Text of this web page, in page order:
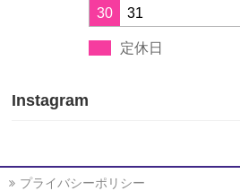
30
31
定休日
Instagram
プライバシーポリシー